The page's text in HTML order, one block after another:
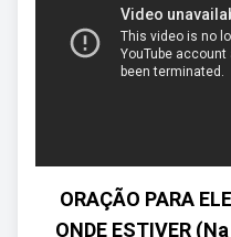
ORAÇÃO PARA
ONDE ESTIVER